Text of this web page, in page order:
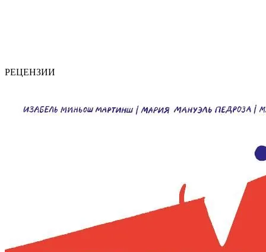
РЕЦЕНЗИИ